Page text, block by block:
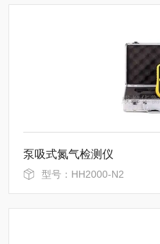
泵吸式氮气检测仪
型号：HH2000-N2